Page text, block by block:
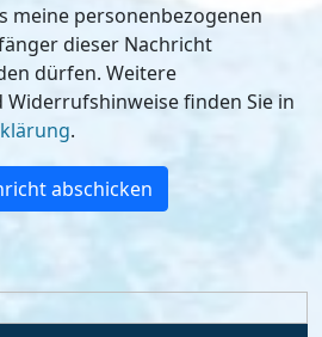
meine personenbezogenen
dieser Nachricht
finden Sie in
.
abschicken